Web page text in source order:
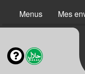
Menus Mes